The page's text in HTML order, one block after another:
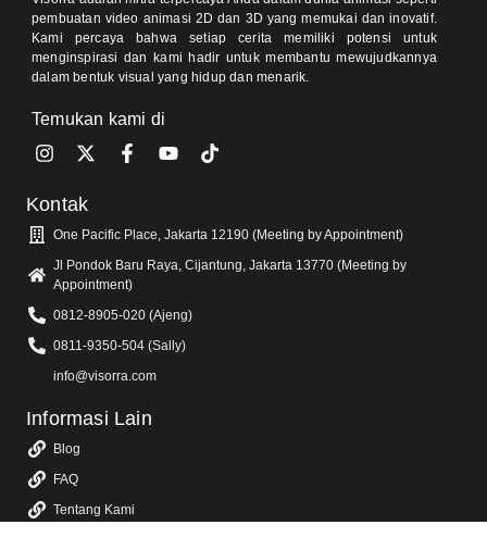
pembuatan video animasi 2D dan 3D yang memukai dan inovatif.
Kami percaya bahwa setiap cerita memiliki potensi untuk
menginspirasi dan kami hadir untuk membantu mewujudkannya
dalam bentuk visual yang hidup dan menarik.
Temukan kami di
Kontak
One Pacific Place, Jakarta 12190 (Meeting by Appointment)
Jl Pondok Baru Raya, Cijantung, Jakarta 13770 (Meeting by
Appointment)
0812-8905-020 (Ajeng)
0811-9350-504 (Sally)
info@visorra.com
Informasi Lain
Blog
FAQ
Tentang Kami